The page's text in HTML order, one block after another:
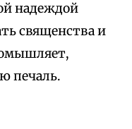
надеждой
священства и
печаль.